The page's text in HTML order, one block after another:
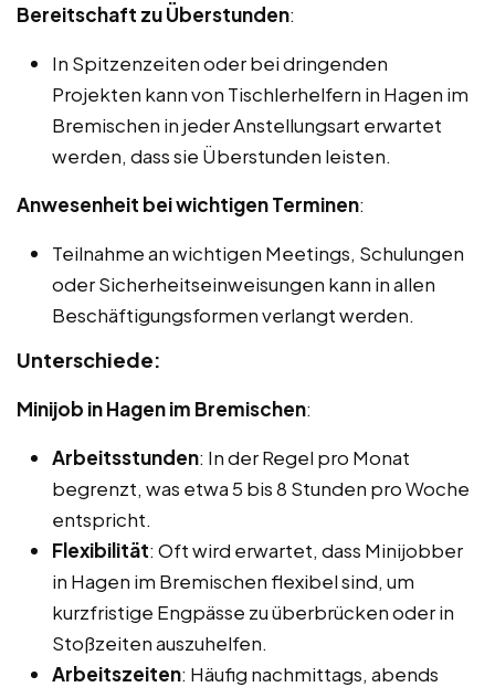
Bereitschaft zu Überstunden:
In Spitzenzeiten oder bei dringenden
Projekten kann von Tischlerhelfern in Hagen im
Bremischen in jeder Anstellungsart erwartet
werden, dass sie Überstunden leisten.
Anwesenheit bei wichtigen Terminen:
Teilnahme an wichtigen Meetings, Schulungen
oder Sicherheitseinweisungen kann in allen
Beschäftigungsformen verlangt werden.
Unterschiede:
Minijob in Hagen im Bremischen:
Arbeitsstunden: In der Regel pro Monat
begrenzt, was etwa 5 bis 8 Stunden pro Woche
entspricht.
Flexibilität: Oft wird erwartet, dass Minijobber
in Hagen im Bremischen flexibel sind, um
kurzfristige Engpässe zu überbrücken oder in
Stoßzeiten auszuhelfen.
Arbeitszeiten: Häufig nachmittags, abends